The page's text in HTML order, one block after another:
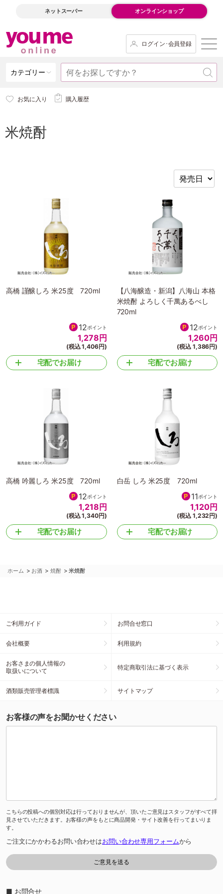
ネットスーパー オンラインショップ
ログイン･会員登録
カテゴリー
お気に入り 購入履歴
米焼酎
高橋 謹醸しろ 米25度 720ml
12ポイント
1,278 円
(税込 1,406円)
宅配でお届け
【八海醸造・新潟】八海山 本格
米焼酎 よろしく千萬あるべし
720ml
12ポイント
1,260円
(税込 1,386円)
宅配でお届け
高橋 吟麗しろ 米25度 720ml
12ポイント
1,218 円
(税込 1,340円)
宅配でお届け
白岳 しろ 米25度 720ml
11ポイント
1,120円
(税込 1,232円)
宅配でお届け
ホーム > お酒 > 焼酎 >米焼酎
ご利用ガイド お問合せ窓口
会社概要 利用規約
お客さまの個人情報の
取扱いについて
特定商取引法に基づく表示
酒類販売管理者標識 サイトマップ
お客様の声をお聞かせください
こちらの投稿への個別対応は行っておりませんが、頂いたご意見はスタッフがすべて拝
見させていただきます。お客様の声をもとに商品開発・サイト改善を行ってまいりま
す。
ご注文にかかわるお問い合わせはお問い合わせ専用フォームから
■ お問合せ